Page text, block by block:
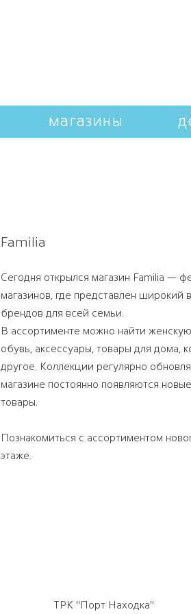
магазины
Familia
Сегодня открылся магазин Familia —
магазинов, где представлен широкий
брендов для всей семьи.
В ассортименте можно найти
обувь, аксессуары, товары для дома,
другое. Коллекции регулярно
магазине постоянно появляются
товары.
Познакомиться с ассортиментом
этаже.
ТРК "Порт Находка"